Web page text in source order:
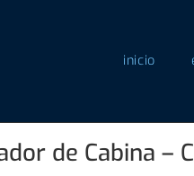
inicio
de Cabina –